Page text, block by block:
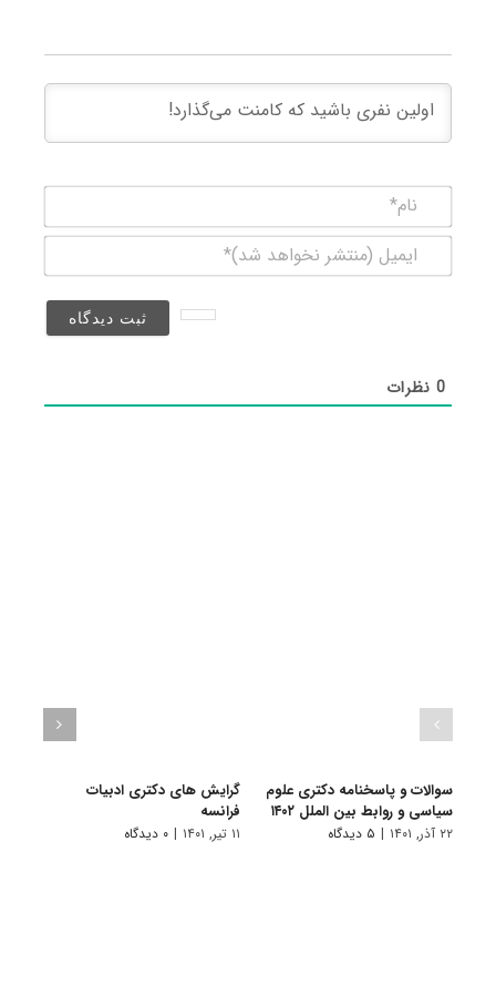
(منتشر
0نظرات
سوالات و پاسخنامه دکتری علوم
سیاسی و روابط بین الملل ۱۴۰۲
۲۲ آذر, ۱۴۰۱ | ۵ دیدگاه
گرایش های دکتری ادبیات
فراﻧﺴﻪ
۱۱ تیر, ۱۴۰۱ | ۰ دیدگاه